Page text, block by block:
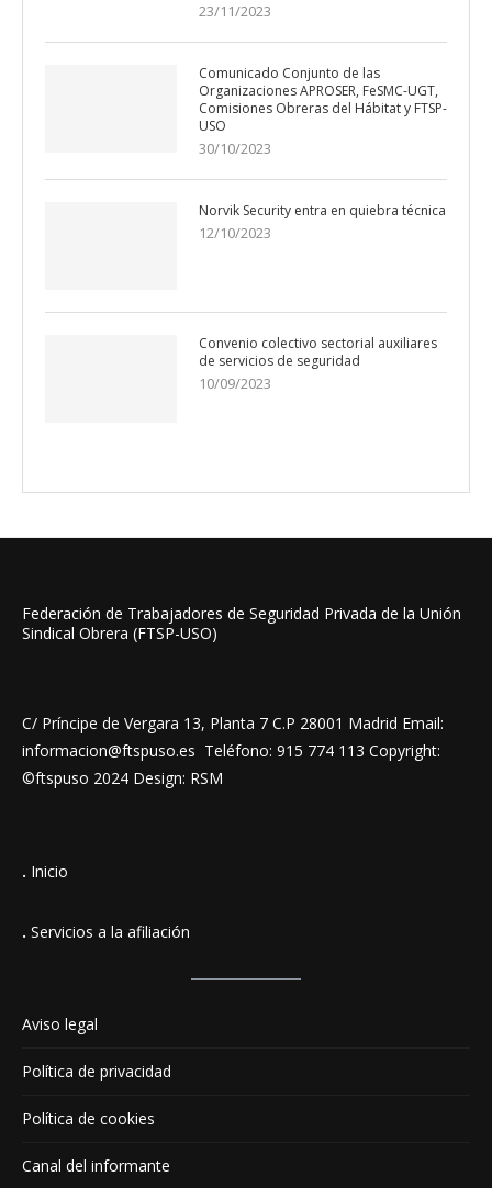
23/11/2023
Comunicado Conjunto de las
Organizaciones APROSER, FeSMC-UGT,
Comisiones Obreras del Hábitat y FTSP-
USO
30/10/2023
Norvik Security entra en quiebra técnica
12/10/2023
Convenio colectivo sectorial auxiliares
de servicios de seguridad
10/09/2023
Federación de Trabajadores de Seguridad Privada de la Unión
Sindical Obrera (FTSP-USO)
C/ Príncipe de Vergara 13, Planta 7 C.P 28001 Madrid Email:
informacion@ftspuso.es Teléfono: 915 774 113 Copyright:
©ftspuso 2024 Design: RSM
. Inicio
. Servicios a la afiliación
Aviso legal
Política de privacidad
Política de cookies
Canal del informante